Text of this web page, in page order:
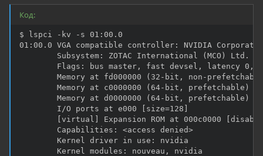
Код:
$ lspci -kv -s 01:00.0
01:00.0 VGA compatible controller: NVIDIA
Subsystem: ZOTAC International (MCO) Ltd.
Flags: bus master, fast devsel, latency 0,
Memory at fd000000 (32-bit, non-
Memory at c0000000 (64-bit, prefetchable)
Memory at d0000000 (64-bit, prefetchable)
        I/O ports at e000 [size=128]
[virtual] Expansion ROM at 000c0000
        Capabilities: <access denied>
        Kernel driver in use: nvidia
        Kernel modules: nouveau, nvidia